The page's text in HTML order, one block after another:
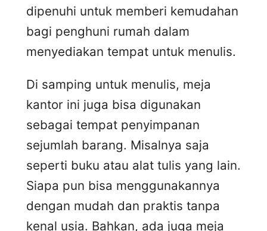
dipenuhi untuk memberi kemudahan
bagi penghuni rumah dalam
menyediakan tempat untuk menulis.
Di samping untuk menulis, meja
kantor ini juga bisa digunakan
sebagai tempat penyimpanan
sejumlah barang. Misalnya saja
seperti buku atau alat tulis yang lain.
Siapa pun bisa menggunakannya
dengan mudah dan praktis tanpa
kenal usia. Bahkan, ada juga meja